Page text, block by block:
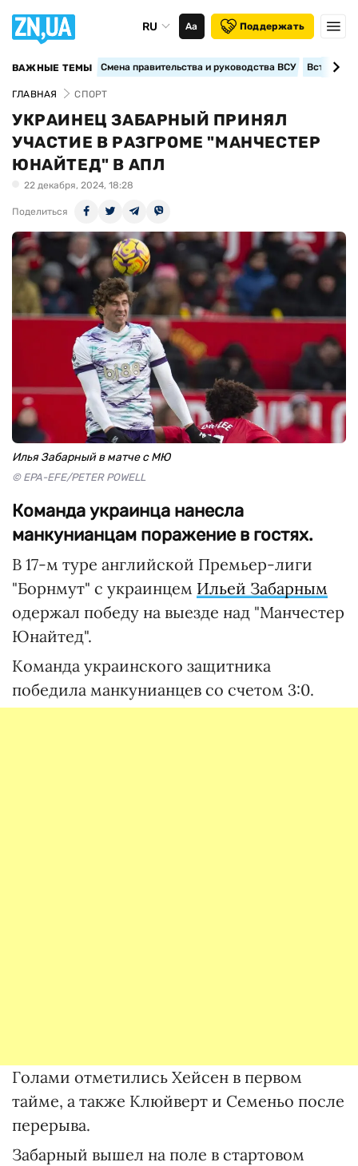
RU Аа Поддержать
ВАЖНЫЕ ТЕМЫ Смена правительства и руководства ВСУ
ГЛАВНАЯ СПОРТ
УКРАИНЕЦ ЗАБАРНЫЙ ПРИНЯЛ
УЧАСТИЕ В РАЗГРОМЕ "МАНЧЕСТЕР
ЮНАЙТЕД" В АПЛ
22 декабря, 2024, 18:28
Поделиться
Илья Забарный в матче с МЮ
© EPA-EFE/PETER POWELL
Команда украинца нанесла
манкунианцам поражение в гостях.
В 17-м туре английской Премьер-лиги
"Борнмут" с украинцем Ильей Забарным
одержал победу на выезде над "Манчестер
Юнайтед".
Команда украинского защитника
победила манкунианцев со счетом 3:0.
Голами отметились Хейсен в первом
тайме, а также Клюйверт и Семеньо после
перерыва.
Забарный вышел на поле в стартовом